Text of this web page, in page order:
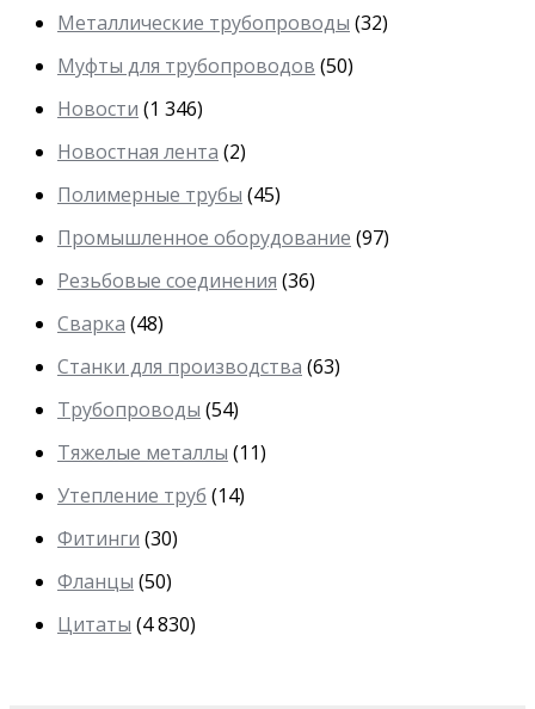
Металлические трубопроводы (32)
Муфты для трубопроводов (50)
Новости (1 346)
Новостная лента (2)
Полимерные трубы (45)
Промышленное оборудование (97)
Резьбовые соединения (36)
Сварка (48)
Станки для производства (63)
Трубопроводы (54)
Тяжелые металлы (11)
Утепление труб (14)
Фитинги (30)
Фланцы (50)
Цитаты (4 830)